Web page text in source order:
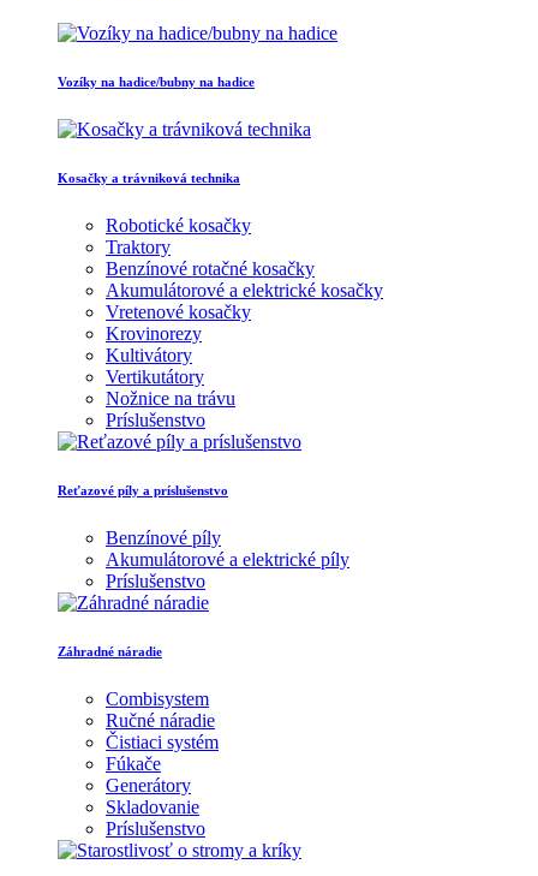
Vozíky na hadice/bubny na hadice
Kosačky a trávniková technika
Robotické kosačky
Traktory
Benzínové rotačné kosačky
Akumulátorové a elektrické kosačky
Vretenové kosačky
Krovinorezy
Kultivátory
Vertikutátory
Nožnice na trávu
Príslušenstvo
Reťazové píly a príslušenstvo
Benzínové píly
Akumulátorové a elektrické píly
Príslušenstvo
Záhradné náradie
Combisystem
Ručné náradie
Čistiaci systém
Fúkače
Generátory
Skladovanie
Príslušenstvo